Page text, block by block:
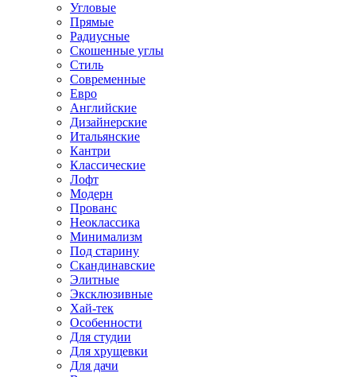
Угловые
Прямые
Радиусные
Скошенные углы
Стиль
Современные
Евро
Английские
Дизайнерские
Итальянские
Кантри
Классические
Лофт
Модерн
Прованс
Неоклассика
Минимализм
Под старину
Скандинавские
Элитные
Эксклюзивные
Хай-тек
Особенности
Для студии
Для хрущевки
Для дачи